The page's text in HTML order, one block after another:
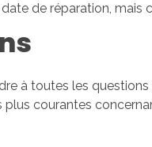
de réparation, mais
à toutes les
courantes